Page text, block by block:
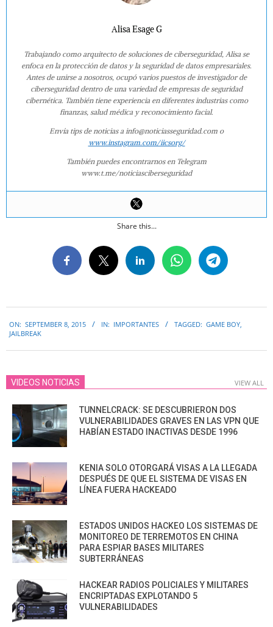
Alisa Esage G
Trabajando como arquitecto de soluciones de ciberseguridad, Alisa se
enfoca en la protección de datos y la seguridad de datos empresariales.
Antes de unirse a nosotros, ocupó varios puestos de investigador de
ciberseguridad dentro de una variedad de empresas de seguridad
cibernética. También tiene experiencia en diferentes industrias como
finanzas, salud médica y reconocimiento facial.
Envía tips de noticias a info@noticiasseguridad.com o
www.instagram.com/iicsorg/
También puedes encontrarnos en Telegram
www.t.me/noticiasciberseguridad
Share this...
09-
ON: SEPTEMBER 8, 2015 IN: IMPORTANTES TAGGED: GAME BOY
JAILBREAK
VIDEOS NOTICIAS VIEW ALL
TUNNELCRACK: SE DESCUBRIERON DOS
VULNERABILIDADES GRAVES EN LAS VPN QUE
HABÍAN ESTADO INACTIVAS DESDE 1996
KENIA SOLO OTORGARÁ VISAS A LA LLEGADA
DESPUÉS DE QUE EL SISTEMA DE VISAS EN
LÍNEA FUERA HACKEADO
ESTADOS UNIDOS HACKEO LOS SISTEMAS DE
MONITOREO DE TERREMOTOS EN CHINA
PARA ESPIAR BASES MILITARES
SUBTERRÁNEAS
HACKEAR RADIOS POLICIALES Y MILITARES
ENCRIPTADAS EXPLOTANDO 5
VULNERABILIDADES